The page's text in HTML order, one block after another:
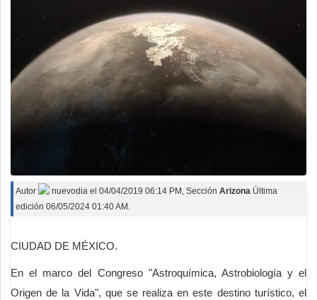
Autor nuevodia el 04/04/2019 06:14 PM , Sección Arizona Última
edición 06/05/2024 01:40 AM.
CIUDAD DE MÉXICO.
En el marco del Congreso "Astroquímica, Astrobiología y el
Origen de la Vida", que se realiza en este destino turístico, el